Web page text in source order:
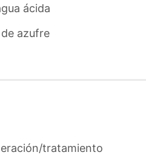
ácida
azufre
tratamiento